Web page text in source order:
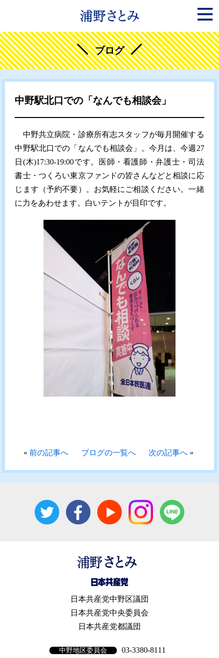
ブログ
中野駅北口での「なんでも相談会」
中野共立病院・診療所有志スタッフが毎月開催する
中野駅北口での「なんでも相談会」。今月は、今週27
日(木)17:30-19:00です。医師・看護師・弁護士・司法
書士・つくろい東京ファンドの皆さんなどと相談に応
じます（予約不要）。お気軽にご相談ください。一緒
に力をあわせます。白いテントが目印です。
«前の記事へ ブログの一覧へ 次の記事へ»
日本共産党中野区議団
日本共産党中央委員会
日本共産党都議団
中野地区委員会 03-3380-8111